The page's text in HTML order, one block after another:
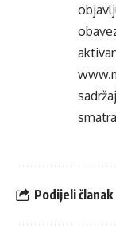
Podijeli članak